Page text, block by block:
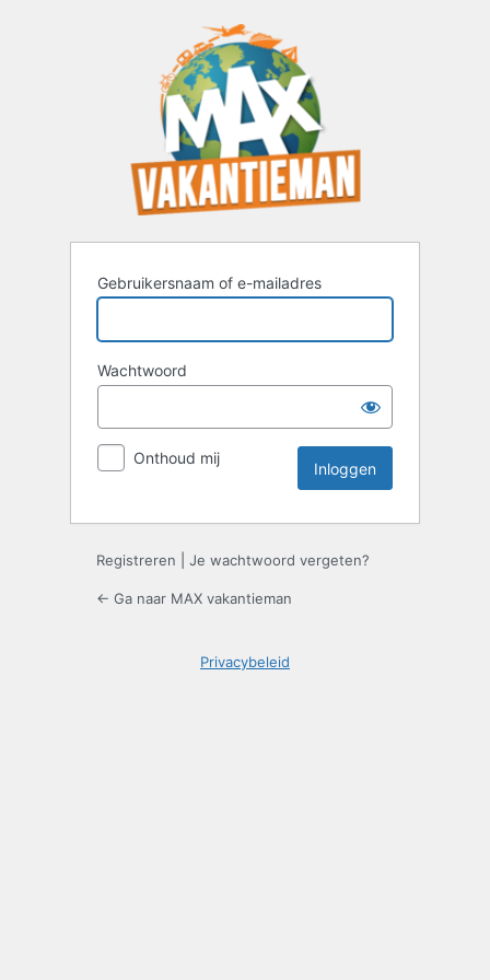
Gebruikersnaam of e-mailadres
Wachtwoord
Onthoud mij
Registreren Je wachtwoord vergeten?
← Ga naar MAX vakantieman
Privacybeleid